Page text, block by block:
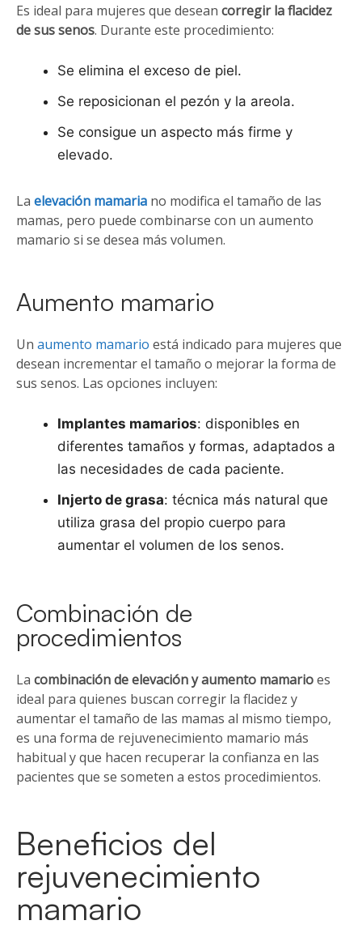
Es ideal para mujeres que desean corregir la flacidez
de sus senos. Durante este procedimiento:
Se elimina el exceso de piel.
Se reposicionan el pezón y la areola.
Se consigue un aspecto más firme y
elevado.
La elevación mamaria no modifica el tamaño de las
mamas, pero puede combinarse con un aumento
mamario si se desea más volumen.
Aumento mamario
Un aumento mamario está indicado para mujeres que
desean incrementar el tamaño o mejorar la forma de
sus senos. Las opciones incluyen:
Implantes mamarios: disponibles en
diferentes tamaños y formas, adaptados a
las necesidades de cada paciente.
Injerto de grasa: técnica más natural que
utiliza grasa del propio cuerpo para
aumentar el volumen de los senos.
Combinación de
procedimientos
La combinación de elevación y aumento mamarioes
ideal para quienes buscan corregir la flacidez y
aumentar el tamaño de las mamas al mismo tiempo,
es una forma de rejuvenecimiento mamario más
habitual y que hacen recuperar la confianza en las
pacientes que se someten a estos procedimientos.
Beneficios del
rejuvenecimiento
mamario